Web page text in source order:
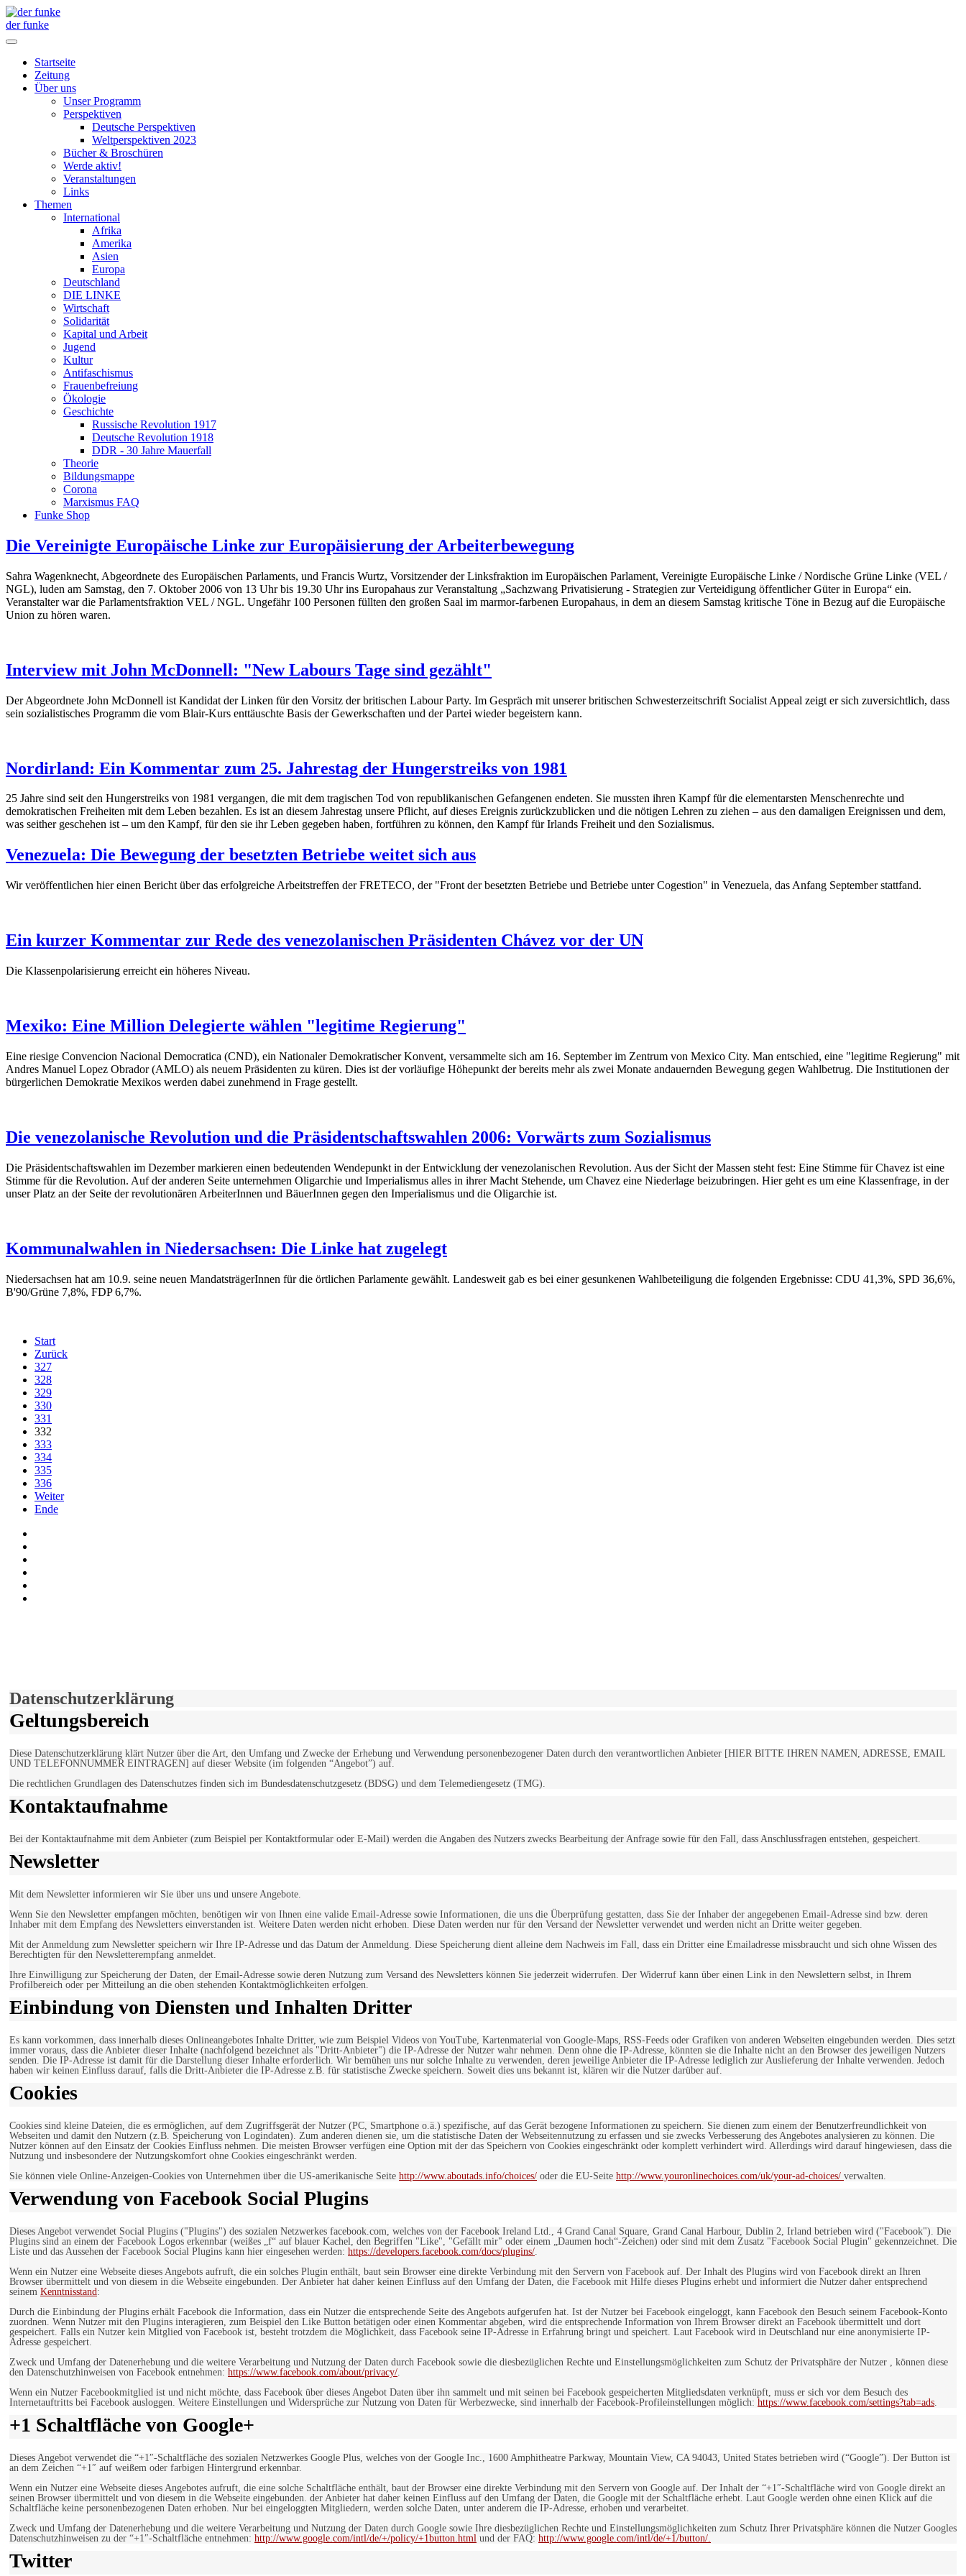
der funke
Startseite
Zeitung
Über uns
Unser Programm
Perspektiven
Deutsche Perspektiven
Weltperspektiven 2023
Bücher & Broschüren
Werde aktiv!
Veranstaltungen
Links
Themen
International
Afrika
Amerika
Asien
Europa
Deutschland
DIE LINKE
Wirtschaft
Solidarität
Kapital und Arbeit
Jugend
Kultur
Antifaschismus
Frauenbefreiung
Ökologie
Geschichte
Russische Revolution 1917
Deutsche Revolution 1918
DDR - 30 Jahre Mauerfall
Theorie
Bildungsmappe
Corona
Marxismus FAQ
Funke Shop
Die Vereinigte Europäische Linke zur Europäisierung der Arbeiterbewegung
Sahra Wagenknecht, Abgeordnete des Europäischen Parlaments, und Francis Wurtz, Vorsitzender der Linksfraktion im Europäischen Parlament, Vereinigte Europäische Linke / Nordische Grüne Linke (VEL /
NGL), luden am Samstag, den 7. Oktober 2006 von 13 Uhr bis 19.30 Uhr ins Europahaus zur Veranstaltung „Sachzwang Privatisierung - Strategien zur Verteidigung öffentlicher Güter in Europa“ ein.
Veranstalter war die Parlamentsfraktion VEL / NGL. Ungefähr 100 Personen füllten den großen Saal im marmor-farbenen Europahaus, in dem an diesem Samstag kritische Töne in Bezug auf die Europäische
Union zu hören waren.
Interview mit John McDonnell: "New Labours Tage sind gezählt"
Der Abgeordnete John McDonnell ist Kandidat der Linken für den Vorsitz der britischen Labour Party. Im Gespräch mit unserer britischen Schwesterzeitschrift Socialist Appeal zeigt er sich zuversichtlich, dass
sein sozialistisches Programm die vom Blair-Kurs enttäuschte Basis der Gewerkschaften und der Partei wieder begeistern kann.
Nordirland: Ein Kommentar zum 25. Jahrestag der Hungerstreiks von 1981
25 Jahre sind seit den Hungerstreiks von 1981 vergangen, die mit dem tragischen Tod von republikanischen Gefangenen endeten. Sie mussten ihren Kampf für die elementarsten Menschenrechte und
demokratischen Freiheiten mit dem Leben bezahlen. Es ist an diesem Jahrestag unsere Pflicht, auf dieses Ereignis zurückzublicken und die nötigen Lehren zu ziehen – aus den damaligen Ereignissen und dem,
was seither geschehen ist – um den Kampf, für den sie ihr Leben gegeben haben, fortführen zu können, den Kampf für Irlands Freiheit und den Sozialismus.
Venezuela: Die Bewegung der besetzten Betriebe weitet sich aus
Wir veröffentlichen hier einen Bericht über das erfolgreiche Arbeitstreffen der FRETECO, der "Front der besetzten Betriebe und Betriebe unter Cogestion" in Venezuela, das Anfang September stattfand.
Ein kurzer Kommentar zur Rede des venezolanischen Präsidenten Chávez vor der UN
Die Klassenpolarisierung erreicht ein höheres Niveau.
Mexiko: Eine Million Delegierte wählen "legitime Regierung"
Eine riesige Convencion Nacional Democratica (CND), ein Nationaler Demokratischer Konvent, versammelte sich am 16. September im Zentrum von Mexico City. Man entschied, eine "legitime Regierung" mit
Andres Manuel Lopez Obrador (AMLO) als neuem Präsidenten zu küren. Dies ist der vorläufige Höhepunkt der bereits mehr als zwei Monate andauernden Bewegung gegen Wahlbetrug. Die Institutionen der
bürgerlichen Demokratie Mexikos werden dabei zunehmend in Frage gestellt.
Die venezolanische Revolution und die Präsidentschaftswahlen 2006: Vorwärts zum Sozialismus
Die Präsidentschaftswahlen im Dezember markieren einen bedeutenden Wendepunkt in der Entwicklung der venezolanischen Revolution. Aus der Sicht der Massen steht fest: Eine Stimme für Chavez ist eine
Stimme für die Revolution. Auf der anderen Seite unternehmen Oligarchie und Imperialismus alles in ihrer Macht Stehende, um Chavez eine Niederlage beizubringen. Hier geht es um eine Klassenfrage, in der
unser Platz an der Seite der revolutionären ArbeiterInnen und BäuerInnen gegen den Imperialismus und die Oligarchie ist.
Kommunalwahlen in Niedersachsen: Die Linke hat zugelegt
Niedersachsen hat am 10.9. seine neuen MandatsträgerInnen für die örtlichen Parlamente gewählt. Landesweit gab es bei einer gesunkenen Wahlbeteiligung die folgenden Ergebnisse: CDU 41,3%, SPD 36,6%,
B'90/Grüne 7,8%, FDP 6,7%.
Start
Zurück
327
328
329
330
331
332
333
334
335
336
Weiter
Ende
Datenschutzerklärung
Geltungsbereich
Diese Datenschutzerklärung klärt Nutzer über die Art, den Umfang und Zwecke der Erhebung und Verwendung personenbezogener Daten durch den verantwortlichen Anbieter [HIER BITTE IHREN NAMEN, ADRESSE, EMAIL
UND TELEFONNUMMER EINTRAGEN] auf dieser Website (im folgenden “Angebot”) auf.
Die rechtlichen Grundlagen des Datenschutzes finden sich im Bundesdatenschutzgesetz (BDSG) und dem Telemediengesetz (TMG).
Kontaktaufnahme
Bei der Kontaktaufnahme mit dem Anbieter (zum Beispiel per Kontaktformular oder E-Mail) werden die Angaben des Nutzers zwecks Bearbeitung der Anfrage sowie für den Fall, dass Anschlussfragen entstehen, gespeichert.
Newsletter
Mit dem Newsletter informieren wir Sie über uns und unsere Angebote.
Wenn Sie den Newsletter empfangen möchten, benötigen wir von Ihnen eine valide Email-Adresse sowie Informationen, die uns die Überprüfung gestatten, dass Sie der Inhaber der angegebenen Email-Adresse sind bzw. deren
Inhaber mit dem Empfang des Newsletters einverstanden ist. Weitere Daten werden nicht erhoben. Diese Daten werden nur für den Versand der Newsletter verwendet und werden nicht an Dritte weiter gegeben.
Mit der Anmeldung zum Newsletter speichern wir Ihre IP-Adresse und das Datum der Anmeldung. Diese Speicherung dient alleine dem Nachweis im Fall, dass ein Dritter eine Emailadresse missbraucht und sich ohne Wissen des
Berechtigten für den Newsletterempfang anmeldet.
Ihre Einwilligung zur Speicherung der Daten, der Email-Adresse sowie deren Nutzung zum Versand des Newsletters können Sie jederzeit widerrufen. Der Widerruf kann über einen Link in den Newslettern selbst, in Ihrem
Profilbereich oder per Mitteilung an die oben stehenden Kontaktmöglichkeiten erfolgen.
Einbindung von Diensten und Inhalten Dritter
Es kann vorkommen, dass innerhalb dieses Onlineangebotes Inhalte Dritter, wie zum Beispiel Videos von YouTube, Kartenmaterial von Google-Maps, RSS-Feeds oder Grafiken von anderen Webseiten eingebunden werden. Dies setzt
immer voraus, dass die Anbieter dieser Inhalte (nachfolgend bezeichnet als "Dritt-Anbieter") die IP-Adresse der Nutzer wahr nehmen. Denn ohne die IP-Adresse, könnten sie die Inhalte nicht an den Browser des jeweiligen Nutzers
senden. Die IP-Adresse ist damit für die Darstellung dieser Inhalte erforderlich. Wir bemühen uns nur solche Inhalte zu verwenden, deren jeweilige Anbieter die IP-Adresse lediglich zur Auslieferung der Inhalte verwenden. Jedoch
haben wir keinen Einfluss darauf, falls die Dritt-Anbieter die IP-Adresse z.B. für statistische Zwecke speichern. Soweit dies uns bekannt ist, klären wir die Nutzer darüber auf.
Cookies
Cookies sind kleine Dateien, die es ermöglichen, auf dem Zugriffsgerät der Nutzer (PC, Smartphone o.ä.) spezifische, auf das Gerät bezogene Informationen zu speichern. Sie dienen zum einem der Benutzerfreundlichkeit von
Webseiten und damit den Nutzern (z.B. Speicherung von Logindaten). Zum anderen dienen sie, um die statistische Daten der Webseitennutzung zu erfassen und sie zwecks Verbesserung des Angebotes analysieren zu können. Die
Nutzer können auf den Einsatz der Cookies Einfluss nehmen. Die meisten Browser verfügen eine Option mit der das Speichern von Cookies eingeschränkt oder komplett verhindert wird. Allerdings wird darauf hingewiesen, dass die
Nutzung und insbesondere der Nutzungskomfort ohne Cookies eingeschränkt werden.
Sie können viele Online-Anzeigen-Cookies von Unternehmen über die US-amerikanische Seite http://www.aboutads.info/choices/ oder die EU-Seite http://www.youronlinechoices.com/uk/your-ad-choices/ verwalten.
Verwendung von Facebook Social Plugins
Dieses Angebot verwendet Social Plugins ("Plugins") des sozialen Netzwerkes facebook.com, welches von der Facebook Ireland Ltd., 4 Grand Canal Square, Grand Canal Harbour, Dublin 2, Irland betrieben wird ("Facebook"). Die
Plugins sind an einem der Facebook Logos erkennbar (weißes „f“ auf blauer Kachel, den Begriffen "Like", "Gefällt mir" oder einem „Daumen hoch“-Zeichen) oder sind mit dem Zusatz "Facebook Social Plugin" gekennzeichnet. Die
Liste und das Aussehen der Facebook Social Plugins kann hier eingesehen werden: https://developers.facebook.com/docs/plugins/.
Wenn ein Nutzer eine Webseite dieses Angebots aufruft, die ein solches Plugin enthält, baut sein Browser eine direkte Verbindung mit den Servern von Facebook auf. Der Inhalt des Plugins wird von Facebook direkt an Ihren
Browser übermittelt und von diesem in die Webseite eingebunden. Der Anbieter hat daher keinen Einfluss auf den Umfang der Daten, die Facebook mit Hilfe dieses Plugins erhebt und informiert die Nutzer daher entsprechend
seinem Kenntnisstand:
Durch die Einbindung der Plugins erhält Facebook die Information, dass ein Nutzer die entsprechende Seite des Angebots aufgerufen hat. Ist der Nutzer bei Facebook eingeloggt, kann Facebook den Besuch seinem Facebook-Konto
zuordnen. Wenn Nutzer mit den Plugins interagieren, zum Beispiel den Like Button betätigen oder einen Kommentar abgeben, wird die entsprechende Information von Ihrem Browser direkt an Facebook übermittelt und dort
gespeichert. Falls ein Nutzer kein Mitglied von Facebook ist, besteht trotzdem die Möglichkeit, dass Facebook seine IP-Adresse in Erfahrung bringt und speichert. Laut Facebook wird in Deutschland nur eine anonymisierte IP-
Adresse gespeichert.
Zweck und Umfang der Datenerhebung und die weitere Verarbeitung und Nutzung der Daten durch Facebook sowie die diesbezüglichen Rechte und Einstellungsmöglichkeiten zum Schutz der Privatsphäre der Nutzer , können diese
den Datenschutzhinweisen von Facebook entnehmen: https://www.facebook.com/about/privacy/.
Wenn ein Nutzer Facebookmitglied ist und nicht möchte, dass Facebook über dieses Angebot Daten über ihn sammelt und mit seinen bei Facebook gespeicherten Mitgliedsdaten verknüpft, muss er sich vor dem Besuch des
Internetauftritts bei Facebook ausloggen. Weitere Einstellungen und Widersprüche zur Nutzung von Daten für Werbezwecke, sind innerhalb der Facebook-Profileinstellungen möglich: https://www.facebook.com/settings?tab=ads.
+1 Schaltfläche von Google+
Dieses Angebot verwendet die “+1″-Schaltfläche des sozialen Netzwerkes Google Plus, welches von der Google Inc., 1600 Amphitheatre Parkway, Mountain View, CA 94043, United States betrieben wird (“Google”). Der Button ist
an dem Zeichen “+1″ auf weißem oder farbigen Hintergrund erkennbar.
Wenn ein Nutzer eine Webseite dieses Angebotes aufruft, die eine solche Schaltfläche enthält, baut der Browser eine direkte Verbindung mit den Servern von Google auf. Der Inhalt der “+1″-Schaltfläche wird von Google direkt an
seinen Browser übermittelt und von diesem in die Webseite eingebunden. der Anbieter hat daher keinen Einfluss auf den Umfang der Daten, die Google mit der Schaltfläche erhebt. Laut Google werden ohne einen Klick auf die
Schaltfläche keine personenbezogenen Daten erhoben. Nur bei eingeloggten Mitgliedern, werden solche Daten, unter anderem die IP-Adresse, erhoben und verarbeitet.
Zweck und Umfang der Datenerhebung und die weitere Verarbeitung und Nutzung der Daten durch Google sowie Ihre diesbezüglichen Rechte und Einstellungsmöglichkeiten zum Schutz Ihrer Privatsphäre können die Nutzer Googles
Datenschutzhinweisen zu der “+1″-Schaltfläche entnehmen: http://www.google.com/intl/de/+/policy/+1button.html und der FAQ: http://www.google.com/intl/de/+1/button/.
Twitter